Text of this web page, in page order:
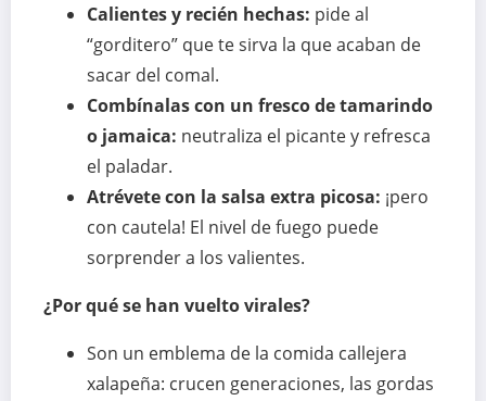
Calientes y recién hechas: pide al
“gorditero” que te sirva la que acaban de
sacar del comal.
Combínalas con un fresco de tamarindo
o jamaica: neutraliza el picante y refresca
el paladar.
Atrévete con la salsa extra picosa: ¡pero
con cautela! El nivel de fuego puede
sorprender a los valientes.
¿Por qué se han vuelto virales?
Son un emblema de la comida callejera
xalapeña: crucen generaciones, las gordas